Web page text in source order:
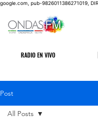
google.com, pub-9826011386271019,
RADIO EN VIVO
Post
All Posts